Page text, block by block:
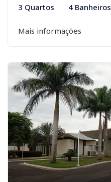
3 Quartos 4 Banheiros
Mais informações